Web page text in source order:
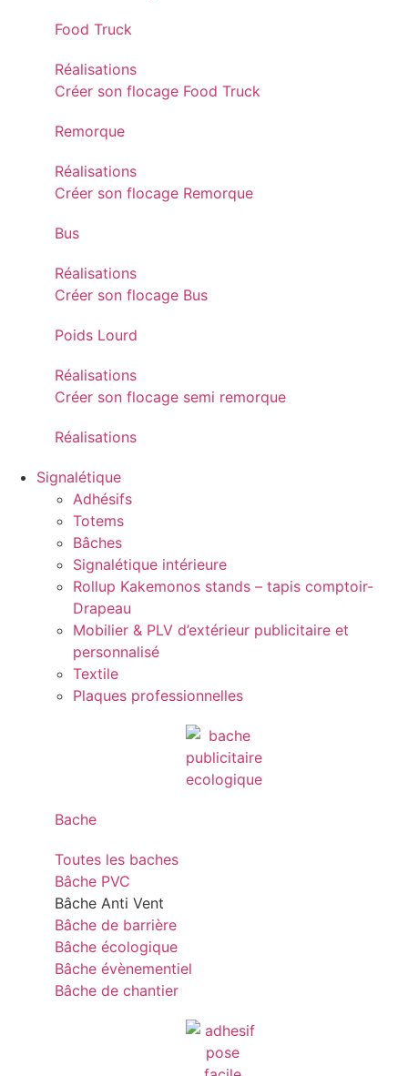
Food Truck
Réalisations
Créer son flocage Food Truck
Remorque
Réalisations
Créer son flocage Remorque
Bus
Réalisations
Créer son flocage Bus
Poids Lourd
Réalisations
Créer son flocage semi remorque
Réalisations
Signalétique
Adhésifs
Totems
Bâches
Signalétique intérieure
Rollup Kakemonos stands – tapis comptoir-
Drapeau
Mobilier & PLV d’extérieur publicitaire et
personnalisé
Textile
Plaques professionnelles
Bache
Toutes les baches
Bâche PVC
Bâche Anti Vent
Bâche de barrière
Bâche écologique
Bâche évènementiel
Bâche de chantier